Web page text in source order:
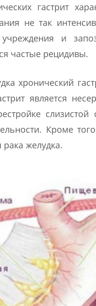
гастрит
не так
и
частые рецидивы.
хронический
является
Кроме
желудка.